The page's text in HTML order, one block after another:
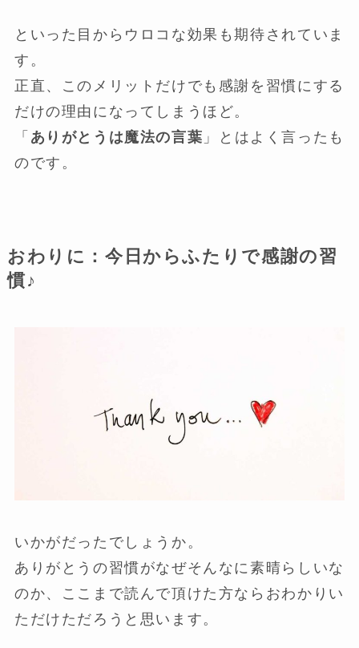
といった目からウロコな効果も期待されていま
す。
正直、このメリットだけでも感謝を習慣にする
だけの理由になってしまうほど。
「 ありがとうは魔法の言葉 」とはよく言ったも
のです。
おわりに：今日からふたりで感謝の習
慣♪
いかがだったでしょうか。
ありがとうの習慣がなぜそんなに素晴らしいな
のか、ここまで読んで頂けた方ならおわかりい
ただけただろうと思います。